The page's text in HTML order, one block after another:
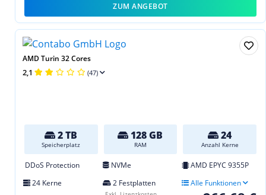
ZUM ANGEBOT
AMD Turin 32 Cores
2,1 (47)
2 TB
Speicherplatz
128 GB
RAM
24
Anzahl Kerne
DDoS Protection NVMe
AMD EPYC 9355P
24 Kerne
2 Festplatten Alle Funktionen